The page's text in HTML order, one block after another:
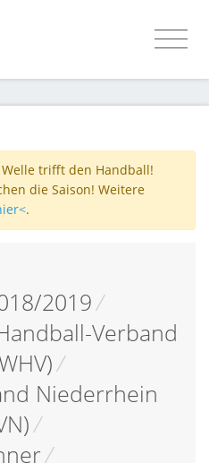
trifft den Handball!
die Saison! Weitere
.
2019/
Verband
/
Niederrhein
/
/